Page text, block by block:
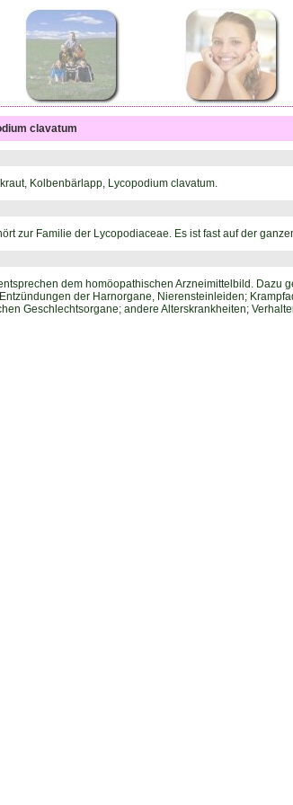
clavatum
Kolbenbärlapp, Lycopodium clavatum.
zur Familie der Lycopodiaceae. Es ist fast auf der
dem homöopathischen Arzneimittelbild.
der Harnorgane, Nierensteinleiden;
Geschlechtsorgane; andere Alterskrankheiten;